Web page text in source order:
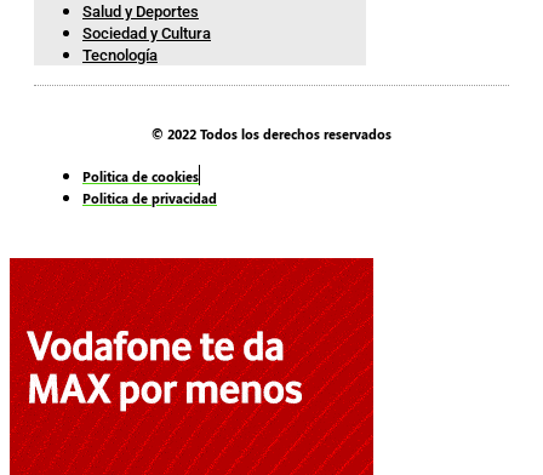
Salud y Deportes
Sociedad y Cultura
Tecnología
© 2022 Todos los derechos reservados
Politica de cookies
Politica de privacidad